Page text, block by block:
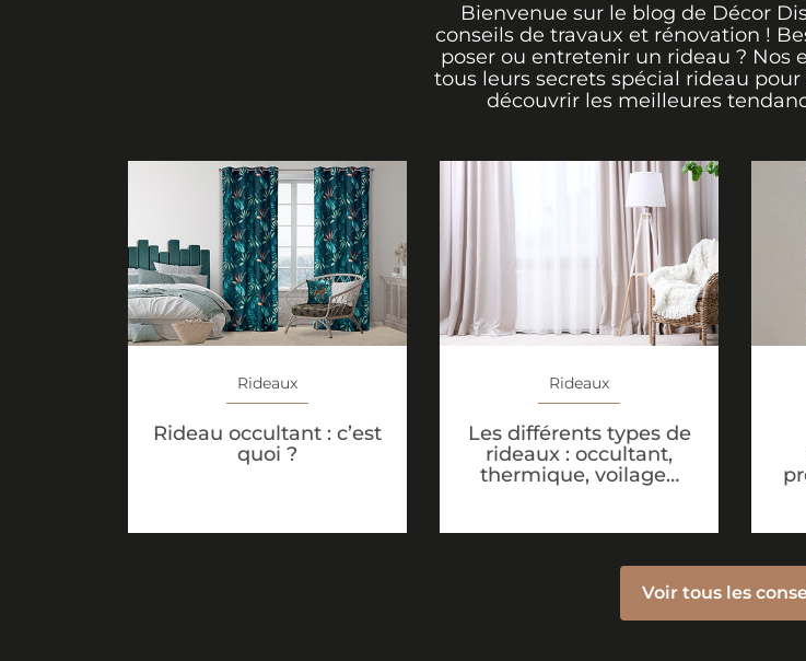
Bienvenue sur le blog de Décor
conseils de travaux et rénovation !
poser ou entretenir un rideau ? Nos
tous leurs secrets spécial rideau
découvrir les meilleures
Rideaux
Rideau occultant : c’est
quoi ?
Rideaux
Les différents types de
rideaux : occultant,
thermique, voilage…
Voir tous les